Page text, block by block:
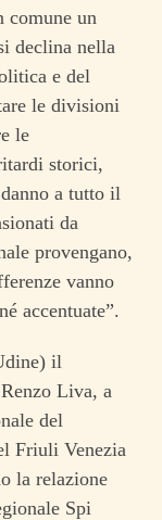
comune un
declina nella
e del
le divisioni
le
storici,
a tutto il
da
provengano,
vanno
accentuate”.
il
Liva, a
del
Friuli Venezia
la relazione
Spi